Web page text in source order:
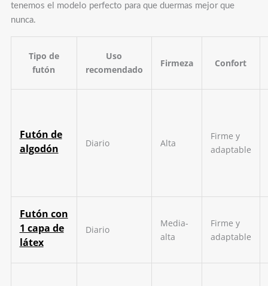
tenemos el modelo perfecto para que duermas mejor que
nunca.
Tipo de
futón
Uso
recomendado
Firmeza Confort
Futón de
algodón
Diario Alta
Firme y
adaptable
Futón con
1 capa de
látex
Diario
Media-
alta
Firme y
adaptable